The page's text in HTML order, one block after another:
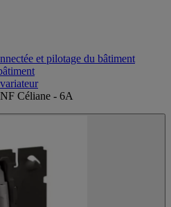
et pilotage du bâtiment
Céliane - 6A